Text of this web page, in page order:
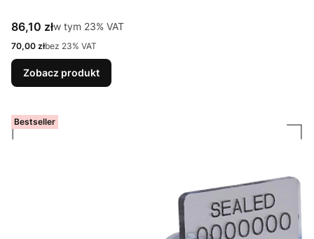
Cena brutto
86,10 złw tym %s VAT
w tym 23% VAT
Cena netto
70,00 złbez 23% VAT
Zobacz produkt
Bestseller